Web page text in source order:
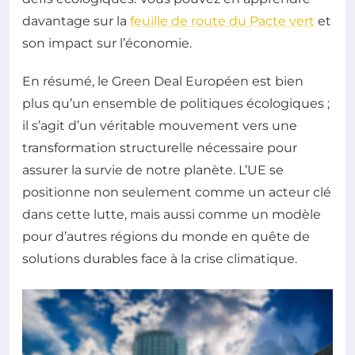
davantage sur la feuille de route du Pacte vert et
son impact sur l’économie.
En résumé, le Green Deal Européen est bien
plus qu’un ensemble de politiques écologiques ;
il s’agit d’un véritable mouvement vers une
transformation structurelle nécessaire pour
assurer la survie de notre planète. L’UE se
positionne non seulement comme un acteur clé
dans cette lutte, mais aussi comme un modèle
pour d’autres régions du monde en quête de
solutions durables face à la crise climatique.